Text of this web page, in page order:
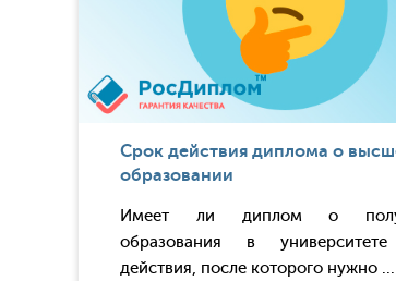
Срок действия диплома о
образовании
Имеет ли диплом о
образования в
действия, после которого нужно ...